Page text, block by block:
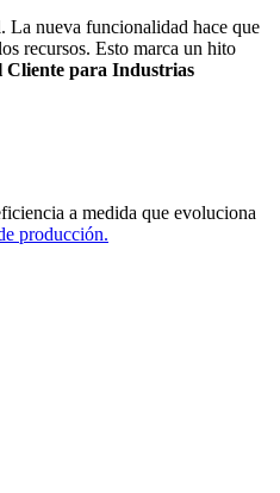
La nueva funcionalidad hace que
recursos. Esto marca un hito
Cliente para Industrias
a medida que evoluciona
producción.